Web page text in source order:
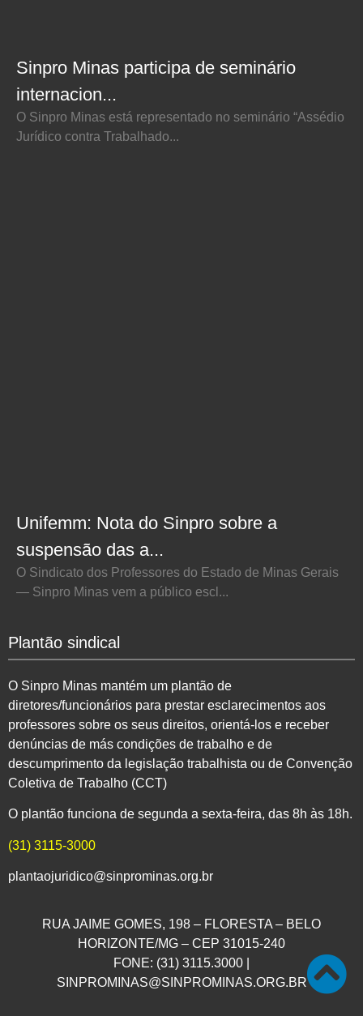
Sinpro Minas participa de seminário
internacion...
O Sinpro Minas está representado no seminário “Assédio
Jurídico contra Trabalhado...
Unifemm: Nota do Sinpro sobre a
suspensão das a...
O Sindicato dos Professores do Estado de Minas Gerais
— Sinpro Minas vem a público escl...
Plantão sindical
O Sinpro Minas mantém um plantão de
diretores/funcionários para prestar esclarecimentos aos
professores sobre os seus direitos, orientá-los e receber
denúncias de más condições de trabalho e de
descumprimento da legislação trabalhista ou de Convenção
Coletiva de Trabalho (CCT)
O plantão funciona de segunda a sexta-feira, das 8h às 18h.
(31) 3115-3000
plantaojuridico@sinprominas.org.br
RUA JAIME GOMES, 198 – FLORESTA – BELO
HORIZONTE/MG – CEP 31015-240
FONE: (31) 3115.3000 |
SINPROMINAS@SINPROMINAS.ORG.BR